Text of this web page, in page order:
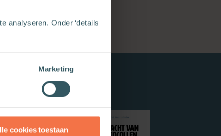
analyseren. Onder ‘details
Marketing
cookies toestaan